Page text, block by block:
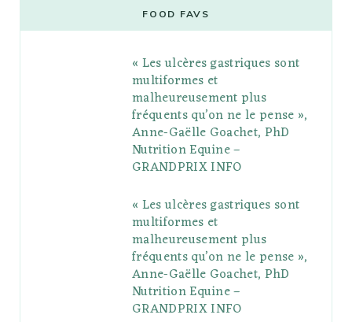
b
t
g
l
e
P
l
s
t
a
g
r
a
e
r
e
s
o
l
r
FOOD FAVS
« Les ulcères gastriques sont
multiformes et
malheureusement plus
fréquents qu’on ne le pense »,
Anne-Gaëlle Goachet, PhD
Nutrition Equine –
GRANDPRIX INFO
« Les ulcères gastriques sont
multiformes et
malheureusement plus
fréquents qu’on ne le pense »,
Anne-Gaëlle Goachet, PhD
Nutrition Equine –
GRANDPRIX INFO